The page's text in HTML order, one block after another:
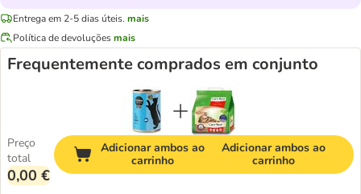
Entrega em 2-5 dias úteis. mais
Política de devoluçõesmais
Frequentemente comprados em conjunto
Preço
total
0,00 €
Adicionar ambos ao
carrinho
Adicionar ambos ao
carrinho